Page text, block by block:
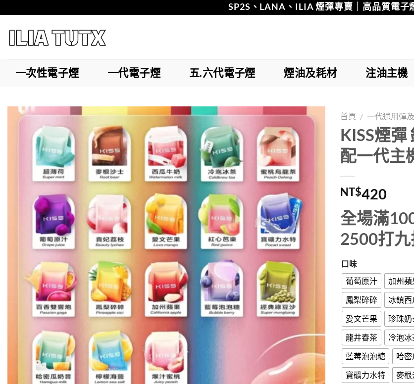
SP2S、LANA、ILIA 煙彈專賣｜高品質電子
一次性電子煙 一代電子煙 五.六代電子煙 煙油及耗材 注油主機
Add to
wishlist
首頁 / 一代通用彈
KISS煙彈
配一代主
NT$420
全場滿
2500打九
口味
葡萄原汁 加州蘋
鳳梨碎碎
冰鎮西
愛文芒果
珍珠奶
龍井春茶
冷泡冰
藍莓泡泡糖
哈
寶礦力水特
麥根